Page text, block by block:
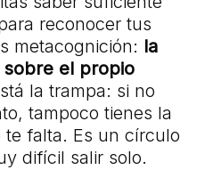
reconocer tus
metacognición: la
sobre el propio
la trampa: si no
tampoco tienes la
falta. Es un círculo
difícil salir solo.